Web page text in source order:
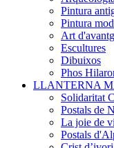
Pintura
Pintura
Art
Escultures
Dibuixos
Phos
LLANTERNA
Solidaritat
Postals de
La joie de
Postals